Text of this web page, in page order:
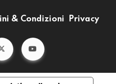
& Condizioni Privacy